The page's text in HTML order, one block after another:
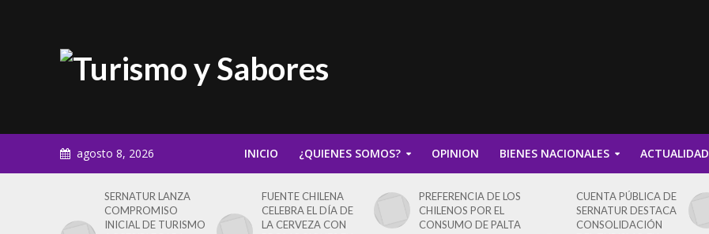
agosto 8, 2026 INICIO ¿QUIENES SOMOS? OPINION BIENES NACIONALES ACTUALIDAD
SERNATUR LANZA
COMPROMISO
INICIAL DE TURISMO
FUENTE CHILENA
CELEBRA EL DÍA DE
LA CERVEZA CON
PREFERENCIA DE LOS
CHILENOS POR EL
CONSUMO DE PALTA
CUENTA PÚBLICA DE
SERNATUR DESTACA
CONSOLIDACIÓN